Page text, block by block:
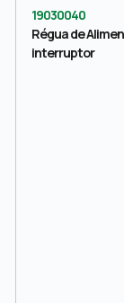
19030040
Régua de
interruptor